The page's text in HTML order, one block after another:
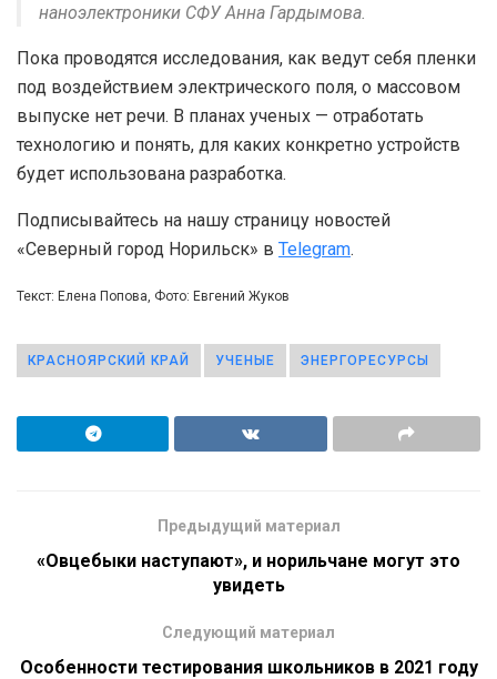
наноэлектроники СФУ Анна Гардымова.
Пока проводятся исследования, как ведут себя пленки
под воздействием электрического поля, о массовом
выпуске нет речи. В планах ученых — отработать
технологию и понять, для каких конкретно устройств
будет использована разработка.
Подписывайтесь на нашу страницу новостей
«Северный город Норильск» в Telegram.
Текст: Елена Попова, Фото: Евгений Жуков
КРАСНОЯРСКИЙ КРАЙ УЧЕНЫЕ ЭНЕРГОРЕСУРСЫ
Предыдущий материал
«Овцебыки наступают», и норильчане могут это
увидеть
Следующий материал
Особенности тестирования школьников в 2021 году